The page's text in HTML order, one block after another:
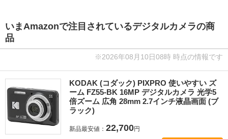
いまAmazonで注目されているデジタルカメラの商
品
※2026年08月10日08時 時点の情報です
KODAK (コダック) PIXPRO 使いやすい ズ
ーム FZ55-BK 16MP デジタルカメラ 光学5
倍ズーム 広角 28mm 2.7インチ液晶画面 (ブ
ラック)
新品最安値： 22,700円